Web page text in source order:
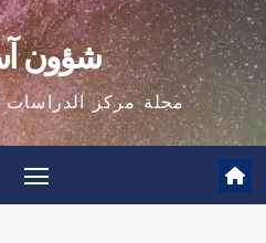
شؤون
مجلة مركز الدراسات